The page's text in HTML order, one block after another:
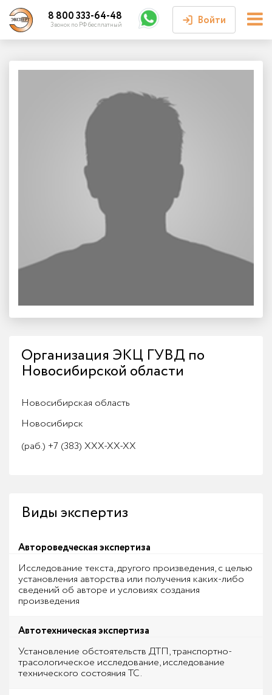
Войти
Войти или
зарегистрироваться
Личный кабинет
8 800 333-64-48
Звонок по РФ бесплатный
Организация ЭКЦ ГУВД по
Новосибирской области
Новосибирская область
Новосибирск
(раб.) +7 (383) XXX-XX-XX
Виды экспертиз
Автороведческая экспертиза
Исследование текста, другого произведения, с целью
установления авторства или получения каких-либо
сведений об авторе и условиях создания
произведения
Автотехническая экспертиза
Установление обстоятельств ДТП, транспортно-
трасологическое исследование, исследование
технического состояния ТС.